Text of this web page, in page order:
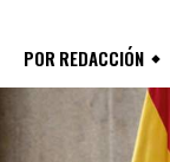
POR REDACCIÓN